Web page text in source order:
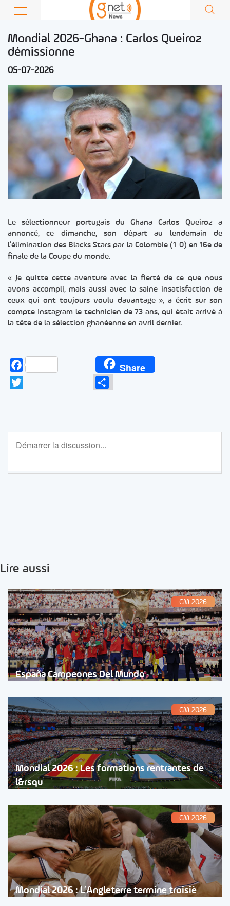
Mondial 2026-Ghana : Carlos Queiroz
démissionne
05-07-2026
Le sélectionneur portugais du Ghana Carlos Queiroz a
annoncé, ce dimanche, son départ au lendemain de
l’élimination des Blacks Stars par la Colombie (1-0) en 16e de
finale de la Coupe du monde.
« Je quitte cette aventure avec la fierté de ce que nous
avons accompli, mais aussi avec la saine insatisfaction de
ceux qui ont toujours voulu davantage », a écrit sur son
compte Instagram le technicien de 73 ans, qui était arrivé à
la tête de la sélection ghanéenne en avril dernier.
Facebook Share
Partager
Lire aussi
CM 2026
España Campeones Del Mundo
CM 2026
Mondial 2026 : Les formations rentrantes de
l&rsqu
CM 2026
Mondial 2026 : L’Angleterre termine troisiè